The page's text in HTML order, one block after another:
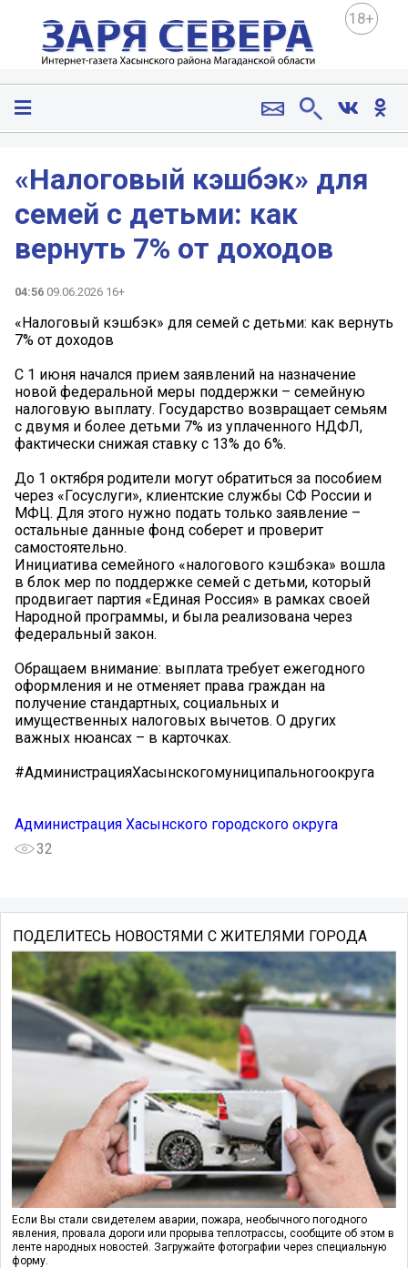
18+
«Налоговый кэшбэк» для
семей с детьми: как
вернуть 7% от доходов
04:56 09.06.2026 16+
«Налоговый кэшбэк» для семей с детьми: как вернуть
7% от доходов
С 1 июня начался прием заявлений на назначение
новой федеральной меры поддержки – семейную
налоговую выплату. Государство возвращает семьям
с двумя и более детьми 7% из уплаченного НДФЛ,
фактически снижая ставку с 13% до 6%.
До 1 октября родители могут обратиться за пособием
через «Госуслуги», клиентские службы СФ России и
МФЦ. Для этого нужно подать только заявление –
остальные данные фонд соберет и проверит
самостоятельно.
Инициатива семейного «налогового кэшбэка» вошла
в блок мер по поддержке семей с детьми, который
продвигает партия «Единая Россия» в рамках своей
Народной программы, и была реализована через
федеральный закон.
Обращаем внимание: выплата требует ежегодного
оформления и не отменяет права граждан на
получение стандартных, социальных и
имущественных налоговых вычетов. О других
важных нюансах – в карточках.
#АдминистрацияХасынскогомуниципальногоокруга
Администрация Хасынского городского округа
32
ПОДЕЛИТЕСЬ НОВОСТЯМИ С ЖИТЕЛЯМИ ГОРОДА
Если Вы стали свидетелем аварии, пожара, необычного погодного
явления, провала дороги или прорыва теплотрассы, сообщите об этом в
ленте народных новостей. Загружайте фотографии через специальную
форму.